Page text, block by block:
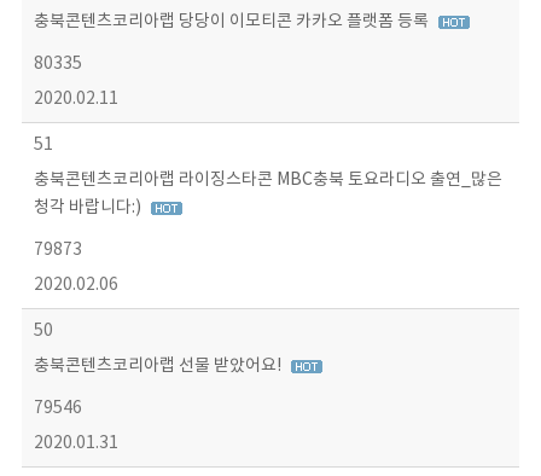
충북콘텐츠코리아랩 당당이 이모티콘 카카오 플랫폼 등록
80335
2020.02.11
51
충북콘텐츠코리아랩 라이징스타콘 MBC충북 토요라디오 출연_많은
청각 바랍니다:)
79873
2020.02.06
50
충북콘텐츠코리아랩 선물 받았어요!
79546
2020.01.31